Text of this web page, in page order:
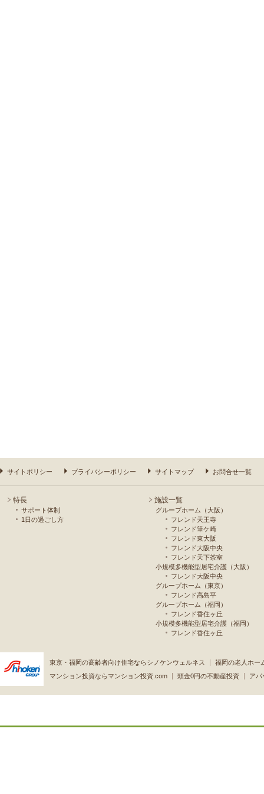
サイトポリシー プライバシーポリシー サイトマップ お問合せ一覧
特長
サポート体制
1日の過ごし方
施設一覧
グループホーム（大阪）
フレンド天王寺
フレンド筆ケ崎
フレンド東大阪
フレンド大阪中央
フレンド天下茶室
小規模多機能型居宅介護（大阪）
フレンド大阪中央
グループホーム（東京）
フレンド高島平
グループホーム（福岡）
フレンド香住ヶ丘
小規模多機能型居宅介護（福岡）
フレンド香住ヶ丘
東京・福岡の高齢者向け住宅ならシノケンウェルネス
福岡の老人ホー
マンション投資ならマンション投資.com
頭金0円の不動産投資 アパ